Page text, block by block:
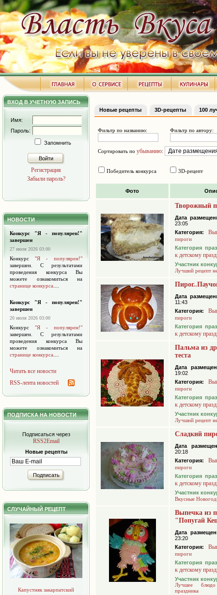
ВХОД В УЧЕТНУЮ ЗАПИСЬ
Имя:
Пароль:
Запомнить
Войти
Регистрация
Забыли пароль?
НОВОСТИ
Конкурс "Я - популярен!"
завершен
27 июля 2026 03:00
Конкурс "Я - популярен!"
завершен. С результатами
проведения конкурса Вы
можете ознакомиться на
странице конкурса
Конкурс "Я - популярен!"
завершен
20 июля 2026 03:00
Конкурс "Я - популярен!"
завершен. С результатами
проведения конкурса Вы
можете ознакомиться на
странице конкурса
Читать все новости
RSS-лента новостей
ПОДПИСКА НА НОВОСТИ
Подписаться через
RSS2Email
Новые рецепты
Подписать
СЛУЧАЙНЫЙ РЕЦЕПТ
Капустняк закарпатский
Новые рецепты 3D-рецепты 100
Фильтр по названию: Фильтр по автору:
Сортировать по убыванию:
Победитель конкурса 3D-рецепт
Фото
Творожный
Дата
23:05
Категория:
пироги
Категория
к детскому
Участник
Лучший рецепт
Дата
11:43
Категория:
пироги
Категория
к детскому
Пальма из
теста
Дата
19:02
Категория:
пироги
Категория
к детскому
Участник
Лучший рецепт
Сладкий
Дата
20:18
Категория:
пироги
Категория
к детскому
Участник
Вкусные
Выпечка из
"Попугай
Дата
23:20
Категория:
пироги
Категория
к детскому
Участник
Лучшее
праздника